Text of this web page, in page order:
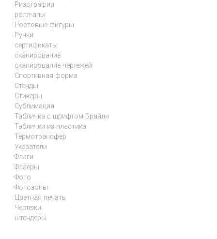
Ризография
ролл-апы
Ростовые фигуры
Ручки
сертификаты
сканирование
сканирование чертежей
Спортивная форма
Стенды
Стикеры
Сублимация
Табличка с шрифтом Брайля
Таблички из пластика
Термотрансфер
Указатели
Флаги
Флаеры
Фото
Фотозоны
Цветная печать
Чертежи
штендеры